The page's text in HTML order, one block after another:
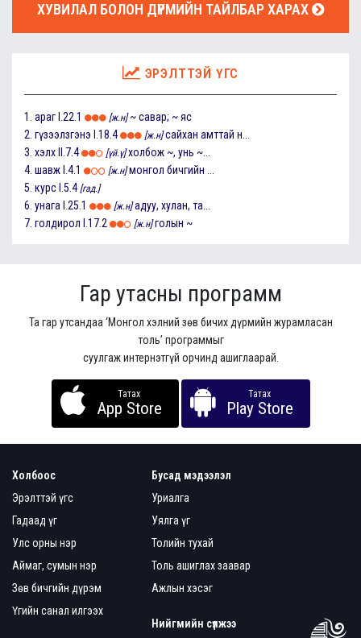
ХУВИЛАЛ БОЛОН ДҮРМИЙН ТАЙЛБАР ХАРАХ
ЭРЭЛТТЭЙ ҮГС
1. араг I.22.1 [ж.н] ~ савар; ~ яс
2. гүзээлзгэнэ I.18.4 [ж.н] сайхан амттай н...
3. хэлх II.7.4 [үй.ү] холбож ~, унь ~...
4. шавж I.4.1 [ж.н] монгол бичгийн ...
5. курс I.5.4 [гад.]
6. унага I.25.1 [ж.н] адуу, хулан, та...
7. голдирол I.17.2 [ж.н] голын ~
Гар утасны программ
Та гар утсандаа ‘Монгол хэлний зөв бичих дүрмийн журамласан
толь’ программыг
суулгаж интернэтгүй орчинд ашиглаарай.
Татах
App Store
Татах
Play Store
Холбоос
Эрэлттэй үгс
Гадаад үг
Улс орны нэр
Аймаг, сумын нэр
Зөв бичгийн дүрэм
Үгийн санал илгээх
Бусад мэдээлэл
Уриалга
Уялга үг
Толийн тухай
Толь ашиглах заавар
Ажлын хэсэг
Нийгмийн сүлжээ